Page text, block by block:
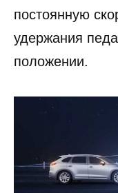
постоянную
удержания
положении.